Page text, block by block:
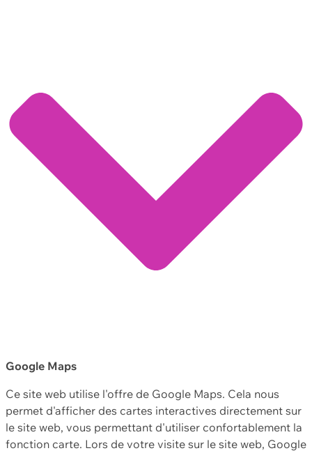
Google Maps
Ce site web utilise l'offre de Google Maps. Cela nous
permet d'afficher des cartes interactives directement sur
le site web, vous permettant d'utiliser confortablement la
fonction carte. Lors de votre visite sur le site web, Google